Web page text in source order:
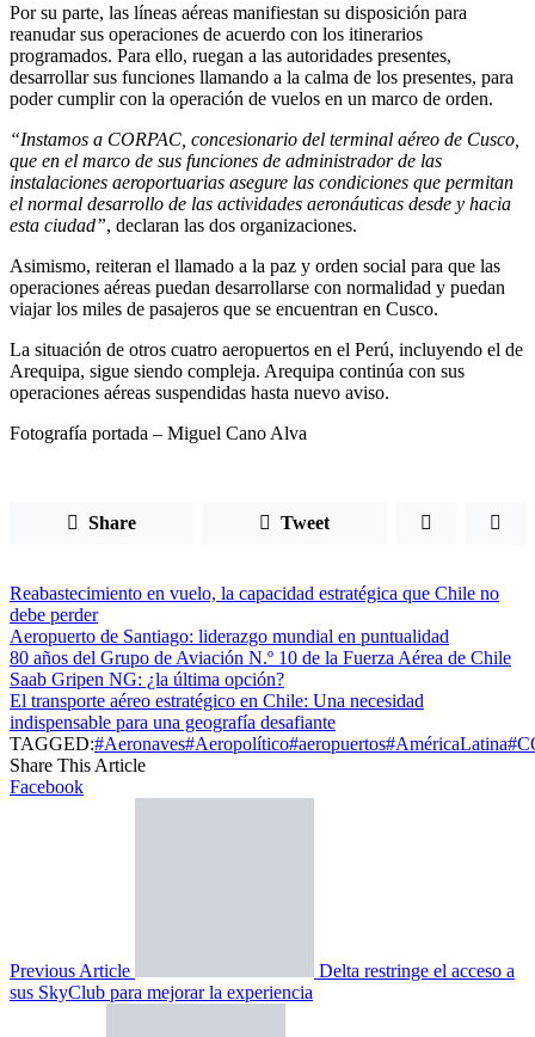
Por su parte, las líneas aéreas manifiestan su disposición para
reanudar sus operaciones de acuerdo con los itinerarios
programados. Para ello, ruegan a las autoridades presentes,
desarrollar sus funciones llamando a la calma de los presentes, para
poder cumplir con la operación de vuelos en un marco de orden.
“Instamos a CORPAC, concesionario del terminal aéreo de Cusco,
que en el marco de sus funciones de administrador de las
instalaciones aeroportuarias asegure las condiciones que permitan
el normal desarrollo de las actividades aeronáuticas desde y hacia
esta ciudad”, declaran las dos organizaciones.
Asimismo, reiteran el llamado a la paz y orden social para que las
operaciones aéreas puedan desarrollarse con normalidad y puedan
viajar los miles de pasajeros que se encuentran en Cusco.
La situación de otros cuatro aeropuertos en el Perú, incluyendo el de
Arequipa, sigue siendo compleja. Arequipa continúa con sus
operaciones aéreas suspendidas hasta nuevo aviso.
Fotografía portada – Miguel Cano Alva
Share Tweet
Reabastecimiento en vuelo, la capacidad estratégica que Chile no
debe perder
Aeropuerto de Santiago: liderazgo mundial en puntualidad
80 años del Grupo de Aviación N.º 10 de la Fuerza Aérea de Chile
Saab Gripen NG: ¿la última opción?
El transporte aéreo estratégico en Chile: Una necesidad
indispensable para una geografía desafiante
TAGGED:#Aeronaves#Aeropolítico#aeropuertos#AméricaLatina
Share This Article
Facebook
Previous Article
Delta restringe el acceso a
sus SkyClub para mejorar la experiencia